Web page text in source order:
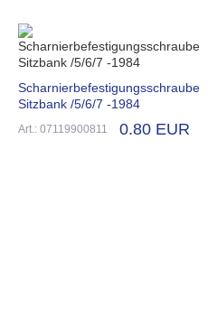
Scharnierbefestigungsschraube
Sitzbank /5/6/7 -1984
Art.: 07119900811 0.80 EUR